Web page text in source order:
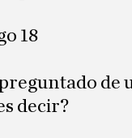
18
de
decir?